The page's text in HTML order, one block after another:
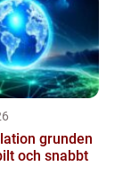
och snabbt